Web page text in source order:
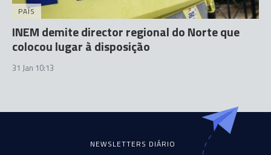
PAÍS
INEM demite director regional do Norte que
colocou lugar à disposição
31 Jan 10:13
NEWSLETTERS DIÁRIO